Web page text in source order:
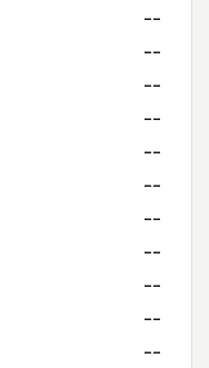
--
--
--
--
--
--
--
--
--
--
--